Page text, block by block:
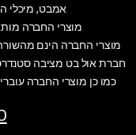
אמבט, מיכלי
מוצרי החברה
מוצרי החברה הינם
חברת אול בט מציבה
כמו כן מוצרי החברה